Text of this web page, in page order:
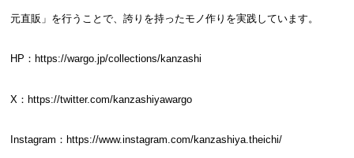
元直販」を行うことで、誇りを持ったモノ作りを実践しています。
HP： https://wargo.jp/collections/kanzashi
X： https://twitter.com/kanzashiyawargo
Instagram： https://www.instagram.com/kanzashiya.theichi/